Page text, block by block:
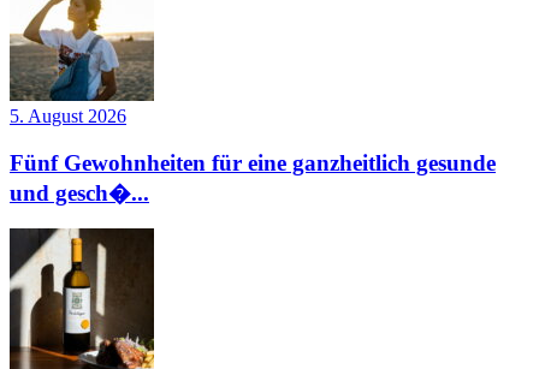
5. August 2026
Fünf Gewohnheiten für eine ganzheitlich gesunde
und gesch�...